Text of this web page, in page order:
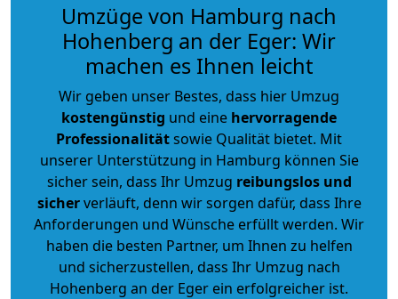
Umzüge von Hamburg nach
Hohenberg an der Eger: Wir
machen es Ihnen leicht
Wir geben unser Bestes, dass hier Umzug
kostengünstig und eine hervorragende
Professionalitätsowie Qualität bietet. Mit
unserer Unterstützung in Hamburg können Sie
sicher sein, dass Ihr Umzug reibungslos und
sicherverläuft, denn wir sorgen dafür, dass Ihre
Anforderungen und Wünsche erfüllt werden. Wir
haben die besten Partner, um Ihnen zu helfen
und sicherzustellen, dass Ihr Umzug nach
Hohenberg an der Eger ein erfolgreicher ist.